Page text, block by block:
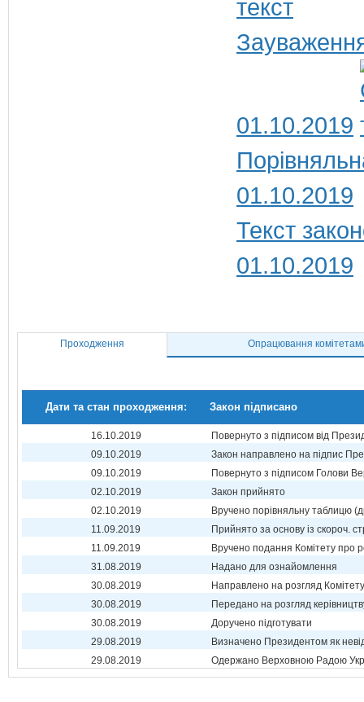
01.10.2019
01.10.2019
Текст
01.10.2019
Проходження Опрацювання
Дати та стан проходження: Закон підписано
16.10.2019
Повернуто з підписом від
09.10.2019
Закон направлено на підпис
09.10.2019
Повернуто з підписом Голови
02.10.2019
Закон прийнято
02.10.2019
Вручено порівняльну таблицю
11.09.2019
Прийнято за основу із скороч.
11.09.2019
Вручено подання Комітету про
31.08.2019
Надано для ознайомлення
30.08.2019
Направлено на розгляд Комітету
30.08.2019
Передано на розгляд
30.08.2019
Доручено підготувати
29.08.2019
Визначено Президентом як
29.08.2019
Одержано Верховною Радою